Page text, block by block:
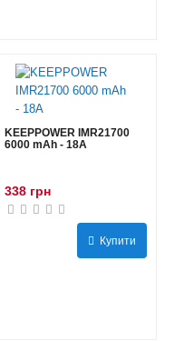
KEEPPOWER IMR21700
6000 mAh - 18А
338 грн
Купити